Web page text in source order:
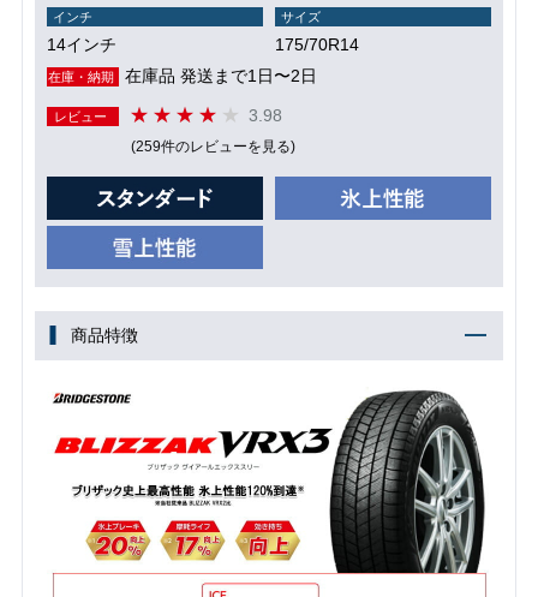
インチ
14インチ
サイズ
175/70R14
在庫・納期 在庫品 発送まで1日〜2日
レビュー 3.98
(259件のレビューを見る)
商品特徴